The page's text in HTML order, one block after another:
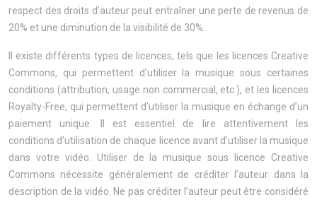
respect des droits d’auteur peut entraîner une perte de revenus de
20% et une diminution de la visibilité de 30%.
Il existe différents types de licences, tels que les licences Creative
Commons, qui permettent d’utiliser la musique sous certaines
conditions (attribution, usage non commercial, etc.), et les licences
Royalty-Free, qui permettent d’utiliser la musique en échange d’un
paiement unique. Il est essentiel de lire attentivement les
conditions d’utilisation de chaque licence avant d’utiliser la musique
dans votre vidéo. Utiliser de la musique sous licence Creative
Commons nécessite généralement de créditer l’auteur dans la
description de la vidéo. Ne pas créditer l’auteur peut être considéré